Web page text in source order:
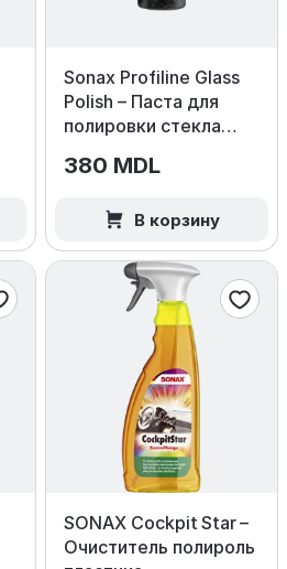
Sonax Profiline Glass
Polish – Паста для
полировки стекла
380 MDL
В корзину
SONAX Cockpit Star –
Очиститель полироль